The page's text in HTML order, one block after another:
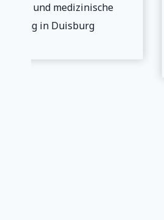
und medizinische
in Duisburg